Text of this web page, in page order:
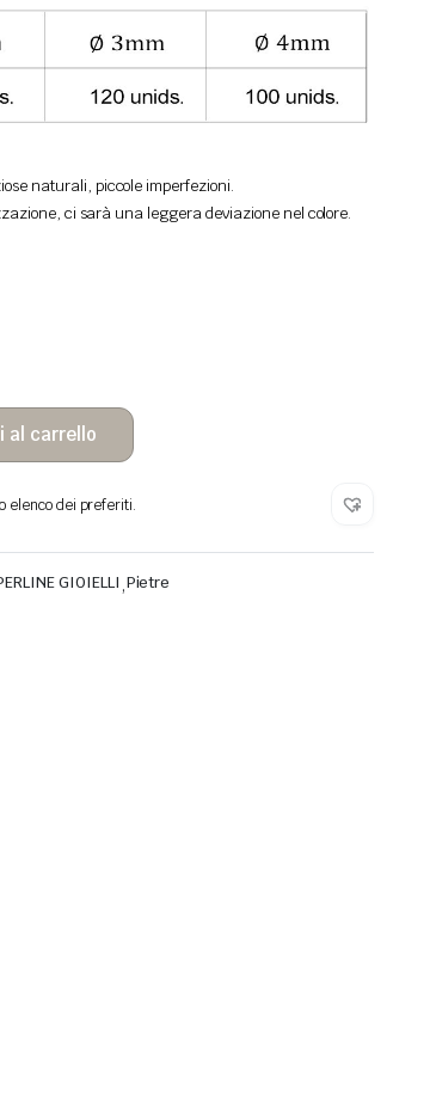
naturali, piccole imperfezioni.
ci sarà una leggera deviazione nel colore.
al carrello
elenco dei preferiti.
GIOIELLI ,Pietre